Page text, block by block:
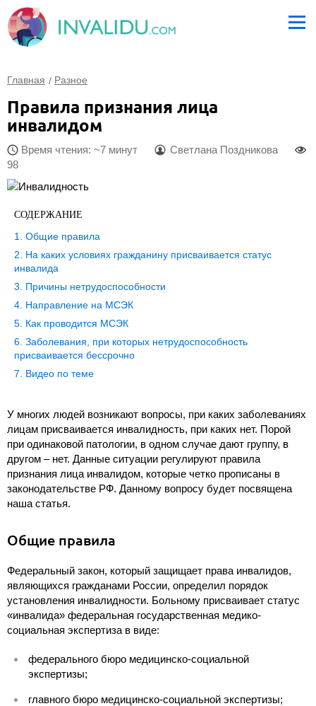
Главная Разное
Правила признания лица
инвалидом
Время чтения: ~7 минут
Светлана Поздникова
98
СОДЕРЖАНИЕ
Общие правила
На каких условиях гражданину присваивается статус
инвалида
Причины нетрудоспособности
Направление на МСЭК
Как проводится МСЭК
Заболевания, при которых нетрудоспособность
присваивается бессрочно
Видео по теме
У многих людей возникают вопросы, при каких заболеваниях
лицам присваивается инвалидность, при каких нет. Порой
при одинаковой патологии, в одном случае дают группу, в
другом – нет. Данные ситуации регулируют правила
признания лица инвалидом, которые четко прописаны в
законодательстве РФ. Данному вопросу будет посвящена
наша статья.
Общие правила
Федеральный закон, который защищает права инвалидов,
являющихся гражданами России, определил порядок
установления инвалидности. Больному присваивает статус
«инвалида» федеральная государственная медико-
социальная экспертиза в виде:
федерального бюро медицинско-социальной
экспертизы;
главного бюро медицинско-социальной экспертизы;